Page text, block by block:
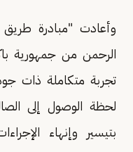
وأعادت "مبادرة
الرحمن من جمهورية
تجربة متكاملة ذات
لحظة الوصول إلى
بتيسير وإنهاء